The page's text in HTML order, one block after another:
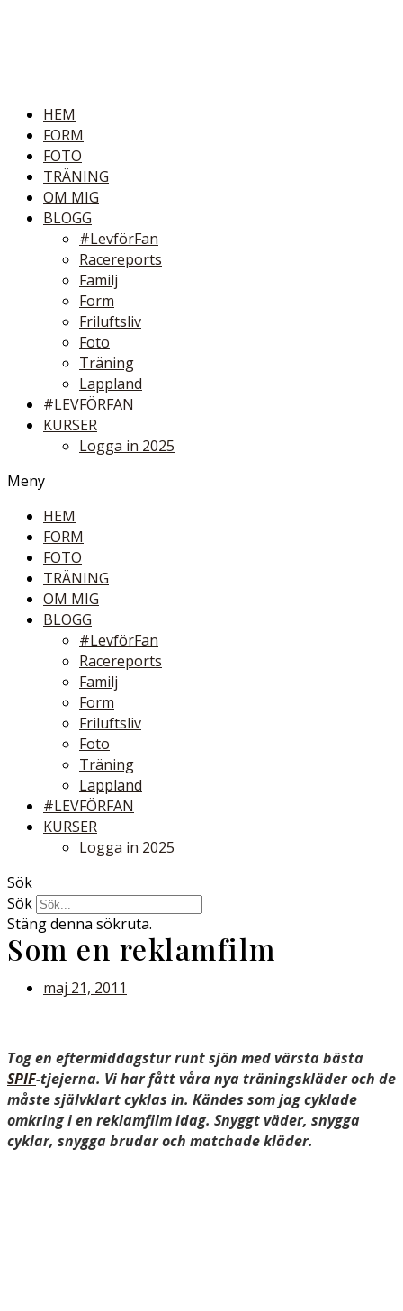
HEM
FORM
FOTO
TRÄNING
OM MIG
BLOGG
#LevförFan
Racereports
Familj
Form
Friluftsliv
Foto
Träning
Lappland
#LEVFÖRFAN
KURSER
Logga in 2025
Meny
HEM
FORM
FOTO
TRÄNING
OM MIG
BLOGG
#LevförFan
Racereports
Familj
Form
Friluftsliv
Foto
Träning
Lappland
#LEVFÖRFAN
KURSER
Logga in 2025
Sök
Sök
Stäng denna sökruta.
Som en reklamfilm
maj 21, 2011
Tog en eftermiddagstur runt sjön med värsta bästa
SPIF-tjejerna. Vi har fått våra nya träningskläder och de
måste självklart cyklas in. Kändes som jag cyklade
omkring i en reklamfilm idag. Snyggt väder, snygga
cyklar, snygga brudar och matchade kläder.